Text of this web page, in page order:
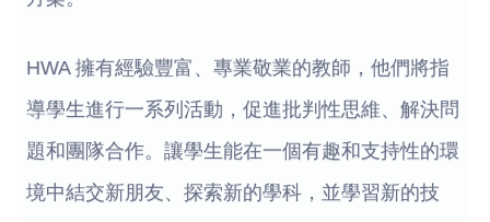
HWA 擁有經驗豐富、專業敬業的教師，他們將指
導學生進行一系列活動，促進批判性思維、解決問
題和團隊合作。讓學生能在一個有趣和支持性的環
境中結交新朋友、探索新的學科，並學習新的技